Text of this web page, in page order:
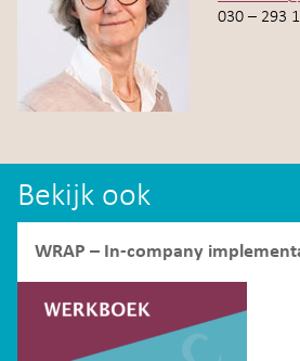
030 – 293
Bekijk ook
WRAP – In-company